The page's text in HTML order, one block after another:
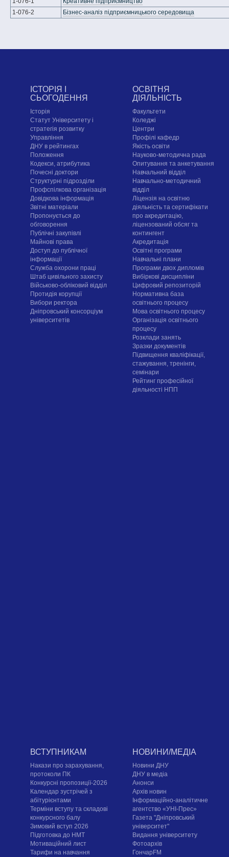
1-076-2
Бізнес-аналіз підприємницького середовища
ІСТОРІЯ І
СЬОГОДЕННЯ
Історія
Статут Університету і
стратегія розвитку
Управління
ДНУ в рейтингах
Положення
Кодекси, атрибутика
Почесні доктори
Структурні підрозділи
Профспілкова організація
Довідкова інформація
Звітні матеріали
Пропонується до
обговорення
Публічні закупівлі
Майнові права
Доступ до публічної
інформації
Служба охорони праці
Штаб цивільного захисту
Військово-обліковий відділ
Протидія корупції
Вибори ректора
Дніпровський консорціум
університетів
ОСВІТНЯ
ДІЯЛЬНІСТЬ
Факультети
Коледжі
Центри
Профілі кафедр
Якість освіти
Науково-методична рада
Опитування та анкетування
Навчальний відділ
Навчально-методичний
відділ
Ліцензія на освітню
діяльність та сертифікати
про акредитацію,
ліцензований обсяг та
контингент
Акредитація
Освітні програми
Навчальні плани
Програми двох дипломів
Вибіркові дисципліни
Цифровий репозиторій
Нормативна база
освітнього процесу
Мова освітнього процесу
Організація освітнього
процесу
Розклади занять
Зразки документів
Підвищення кваліфікації,
стажування, тренінги,
семінари
Рейтинг професійної
діяльності НПП
ВСТУПНИКАМ
Накази про зарахування,
протоколи ПК
Конкурсні пропозиції-2026
Календар зустрічей з
абітурієнтами
Терміни вступу та складові
конкурсного балу
Зимовий вступ 2026
Підготовка до НМТ
Мотиваційний лист
Тарифи на навчання
НОВИНИ/МЕДІА
Новини ДНУ
ДНУ в медіа
Анонси
Архів новин
Інформаційно-аналітичне
агентство «УНІ-Прес»
Газета "Дніпровський
університет"
Видання університету
Фотоархів
ГончарFM